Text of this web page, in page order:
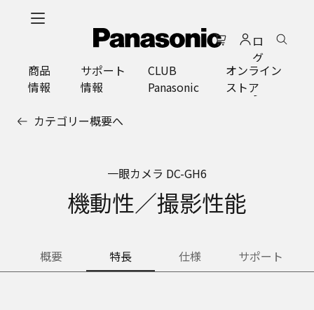
ロ
グ
イ
ン
商品
情報
サポート
情報
CLUB
Panasonic
オンライン
ストア
カテゴリー概要へ
一眼カメラ DC-GH6
機動性／撮影性能
概要 特長 仕様 サポート